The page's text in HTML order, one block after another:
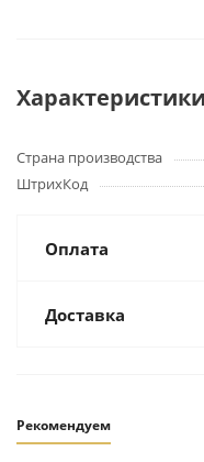
Характеристики
Страна производства
ШтрихКод
Оплата
Доставка
Рекомендуем